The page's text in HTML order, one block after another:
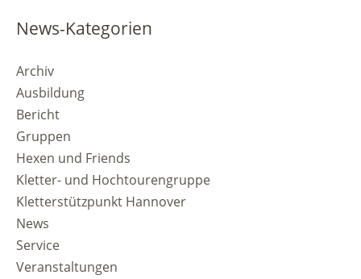
News-Kategorien
Archiv
Ausbildung
Bericht
Gruppen
Hexen und Friends
Kletter- und Hochtourengruppe
Kletterstützpunkt Hannover
News
Service
Veranstaltungen